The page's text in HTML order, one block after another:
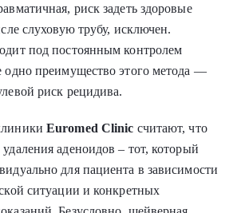
риск задеть здоровые
слуховую трубу, исключен.
под постоянным контролем
одно преимущество этого метода ―
риск рецидива.
Euromed Clinic считают, что
аденоидов – тот, который
для пациента в зависимости
ситуации и конкретных